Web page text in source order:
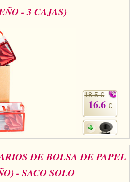
- 3 CAJAS)
18.5 €
16.6 €
DE BOLSA DE PAPEL
- SACO SOLO